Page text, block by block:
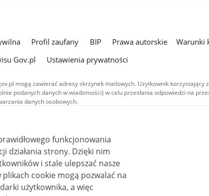
Profil zaufany BIP Prawa autorskie Warunki
Gov.pl
Ustawienia prywatności
mogą zawierać adresy skrzynek mailowych. Użytkownik
podanych danych w wiadomości) w celu przesłania odpowiedzi na
danych osobowych.
w serwisie (z wyłączeniem treści audiowizualnych), są
typu Creative Commons: uznanie autorstwa - na tych samych
SA 4.0). Materiały audiowizualne, w tym zdjęcia, materiały audio i wideo,
typu Creative Commons: uznanie autorstwa użycie niekomercyjne -
4.0 (CC BY-NC-ND 4.0), o ile nie jest to stwierdzone inaczej.
funkcjonowania
strony. Dzięki nim
i stale ulepszać nasze
użytkownika, a więc